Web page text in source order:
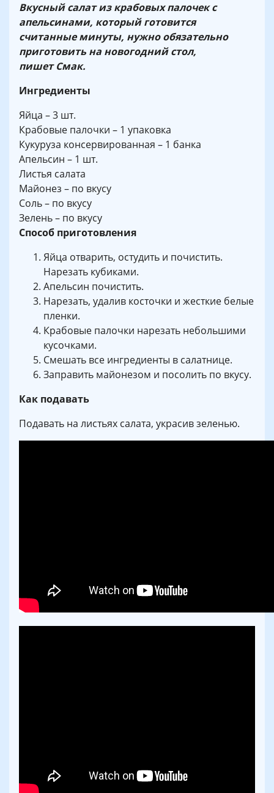
Вкусный салат из крабовых палочек с
апельсинами, который готовится
считанные минуты, нужно обязательно
приготовить на новогодний стол,
пишет Смак.
Ингредиенты
Яйца – 3 шт.
Крабовые палочки – 1 упаковка
Кукуруза консервированная – 1 банка
Апельсин – 1 шт.
Листья салата
Майонез – по вкусу
Соль – по вкусу
Зелень – по вкусу
Способ приготовления
Яйца отварить, остудить и почистить.
Нарезать кубиками.
Апельсин почистить.
Нарезать, удалив косточки и жесткие белые
пленки.
Крабовые палочки нарезать небольшими
кусочками.
Смешать все ингредиенты в салатнице.
Заправить майонезом и посолить по вкусу.
Как подавать
Подавать на листьях салата, украсив зеленью.